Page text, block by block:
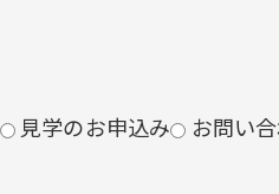
見学のお申込み お問い